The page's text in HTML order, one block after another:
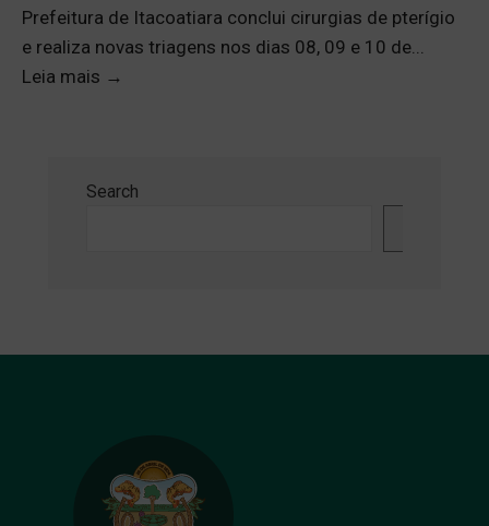
Prefeitura de Itacoatiara conclui cirurgias de pterígio
e realiza novas triagens nos dias 08, 09 e 10 de...
Leia mais →
Search